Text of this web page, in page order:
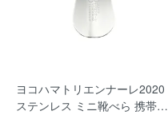
ヨコハマトリエンナーレ2020
ステンレス ミニ靴べら 携帯用